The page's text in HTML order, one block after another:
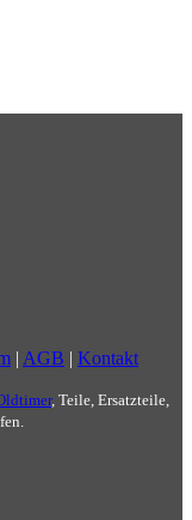
| AGB | Kontakt
, Teile, Ersatzteile,